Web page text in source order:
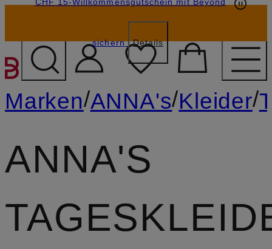
ZUM HAUPTINHALT
sichern Details
Marken/ANNA's/Kleider/
ANNA'S